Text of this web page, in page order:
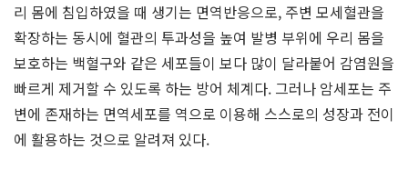
리 몸에 침입하였을 때 생기는 면역반응으로, 주변 모세혈관을
확장하는 동시에 혈관의 투과성을 높여 발병 부위에 우리 몸을
보호하는 백혈구와 같은 세포들이 보다 많이 달라붙어 감염원을
빠르게 제거할 수 있도록 하는 방어 체계다. 그러나 암세포는 주
변에 존재하는 면역세포를 역으로 이용해 스스로의 성장과 전이
에 활용하는 것으로 알려져 있다.